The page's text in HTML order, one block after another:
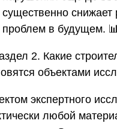
существенно снижает
проблем в будущем. 📊
2. Какие
объектами
экспертного
любой